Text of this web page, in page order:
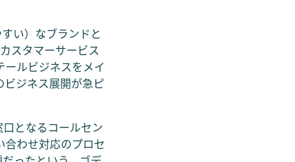
い）なブランドと
スタマーサービス
ルビジネスをメイ
ジネス展開が急ピ
となるコールセン
わせ対応のプロセ